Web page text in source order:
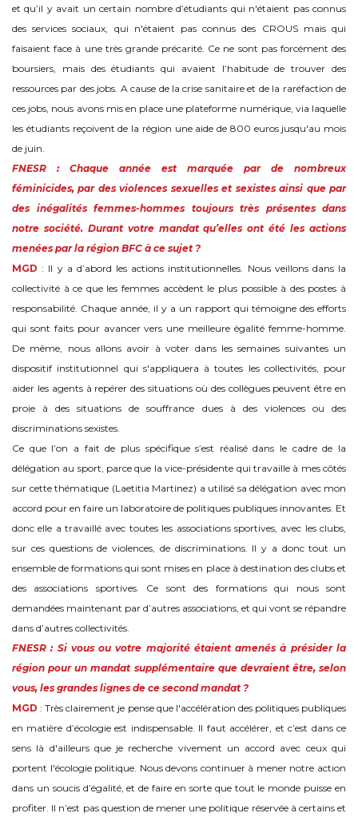
et qu’il y avait un certain nombre d’étudiants qui n'étaient pas connus
des services sociaux, qui n'étaient pas connus des CROUS mais qui
faisaient face à une très grande précarité. Ce ne sont pas forcément des
boursiers, mais des étudiants qui avaient l’habitude de trouver des
ressources par des jobs. A cause de la crise sanitaire et de la raréfaction de
ces jobs, nous avons mis en place une plateforme numérique, via laquelle
les étudiants reçoivent de la région une aide de 800 euros jusqu'au mois
de juin.
FNESR : Chaque année est marquée par de nombreux
féminicides, par des violences sexuelles et sexistes ainsi que par
des inégalités femmes-hommes toujours très présentes dans
notre société. Durant votre mandat qu’elles ont été les actions
menées par la région BFC à ce sujet ?
MGD: Il y a d’abord les actions institutionnelles. Nous veillons dans la
collectivité à ce que les femmes accèdent le plus possible à des postes à
responsabilité. Chaque année, il y a un rapport qui témoigne des efforts
qui sont faits pour avancer vers une meilleure égalité femme-homme.
De même, nous allons avoir à voter dans les semaines suivantes un
dispositif institutionnel qui s'appliquera à toutes les collectivités, pour
aider les agents à repérer des situations où des collègues peuvent être en
proie à des situations de souffrance dues à des violences ou des
discriminations sexistes.
Ce que l’on a fait de plus spécifique s’est réalisé dans le cadre de la
délégation au sport, parce que la vice-présidente qui travaille à mes côtés
sur cette thématique (Laetitia Martinez) a utilisé sa délégation avec mon
accord pour en faire un laboratoire de politiques publiques innovantes. Et
donc elle a travaillé avec toutes les associations sportives, avec les clubs,
sur ces questions de violences, de discriminations. Il y a donc tout un
ensemble de formations qui sont mises en place à destination des clubs et
des associations sportives. Ce sont des formations qui nous sont
demandées maintenant par d’autres associations, et qui vont se répandre
dans d’autres collectivités.
FNESR : Si vous ou votre majorité étaient amenés à présider la
région pour un mandat supplémentaire que devraient être, selon
vous, les grandes lignes de ce second mandat ?
MGD: Très clairement je pense que l'accélération des politiques publiques
en matière d’écologie est indispensable. Il faut accélérer, et c’est dans ce
sens là d'ailleurs que je recherche vivement un accord avec ceux qui
portent l'écologie politique. Nous devons continuer à mener notre action
dans un soucis d’égalité, et de faire en sorte que tout le monde puisse en
profiter. Il n’est pas question de mener une politique réservée à certains et